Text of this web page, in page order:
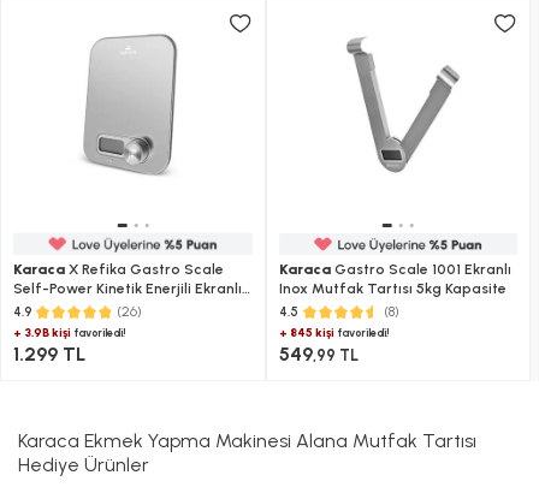
Karaca X Refika Gastro Scale
Self-Power Kinetik Enerjili Ekranlı
Inox Mutfak Tartısı 5 kg Kapasite
4.9 (26)
+ 3.9B kişi favoriledi!
1.299 TL
KaracaGastro Scale 1001 Ekranlı
Inox Mutfak Tartısı 5kg Kapasite
4.5 (8)
+ 845 kişifavoriledi!
549,99 TL
Karaca Ekmek Yapma Makinesi Alana Mutfak Tartısı
Hediye Ürünler